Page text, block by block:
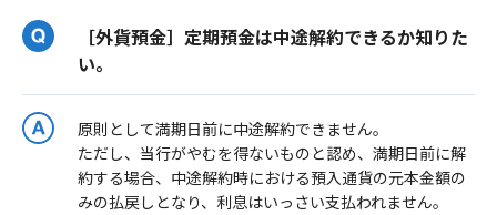
［外貨預金］定期預金は中途解約できるか知りた
い。
原則として満期日前に中途解約できません。
ただし、当行がやむを得ないものと認め、満期日前に解
約する場合、中途解約時における預入通貨の元本金額の
みの払戻しとなり、利息はいっさい支払われません。